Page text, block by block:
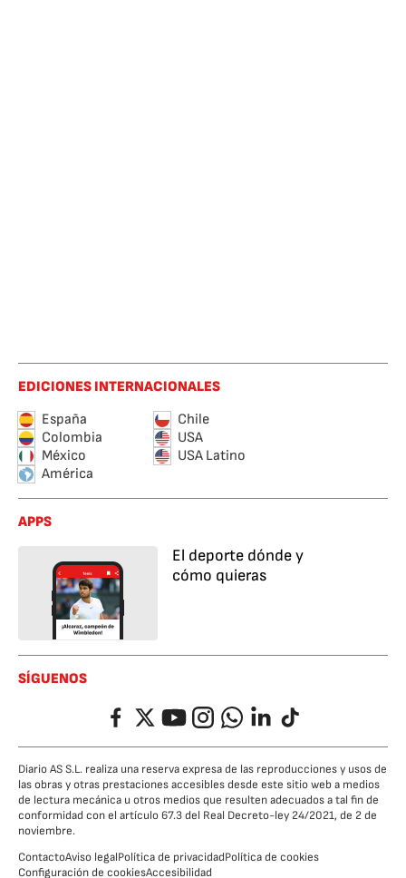
EDICIONES INTERNACIONALES
España
Chile
Colombia
USA
México
USA Latino
América
APPS
El deporte dónde y
cómo quieras
SÍGUENOS
FacebookTwitterYouTubeInstagramWhatsappLinkedIn
TikTok
Diario AS S.L. realiza una reserva expresa de las reproducciones y usos de
las obras y otras prestaciones accesibles desde este sitio web a medios
de lectura mecánica u otros medios que resulten adecuados a tal fin de
conformidad con el artículo 67.3 del Real Decreto-ley 24/2021, de 2 de
noviembre.
ContactoAviso legalPolítica de privacidadPolítica de cookies
Configuración de cookiesAccesibilidad